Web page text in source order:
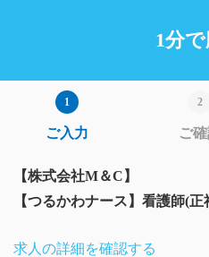
1分
ご入力 ご
【株式会社M＆C】
【つるかわナース】看護師(正
求人の詳細を確認する